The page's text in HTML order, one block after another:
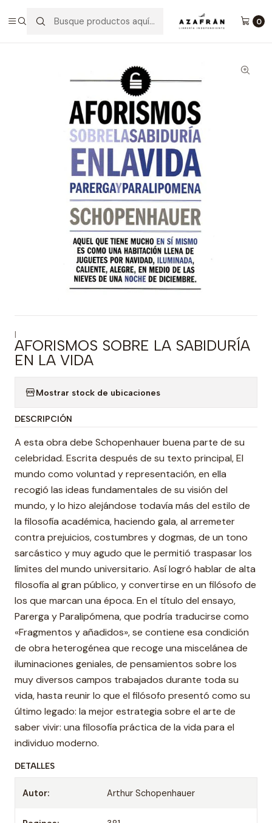
0
Filosofía
Aforismos Sobre La Sabiduría En La Vida
|
AFORISMOS SOBRE LA SABIDURÍA
EN LA VIDA
Mostrar stock de ubicaciones
DESCRIPCIÓN
A esta obra debe Schopenhauer buena parte de su
celebridad. Escrita después de su texto principal, El
mundo como voluntad y representación, en ella
recogió las ideas fundamentales de su visión del
mundo, y lo hizo alejándose todavía más del estilo de
la filosofía académica, haciendo gala, al arremeter
contra prejuicios, costumbres y dogmas, de un tono
sarcástico y muy agudo que le permitió traspasar los
límites del mundo universitario. Así logró hablar de alta
filosofía al gran público, y convertirse en un filósofo de
los que marcan una época. En el título del ensayo,
Parerga y Paralipómena, que podría traducirse como
«Fragmentos y añadidos», se contiene esa condición
de obra heterogénea que recoge una miscelánea de
iluminaciones geniales, de pensamientos sobre los
muy diversos campos trabajados durante toda su
vida, hasta reunir lo que el filósofo presentó como su
último legado: la mejor estrategia sobre el arte de
saber vivir: una filosofía práctica de la vida para el
individuo moderno.
DETALLES
Autor: Arthur Schopenhauer